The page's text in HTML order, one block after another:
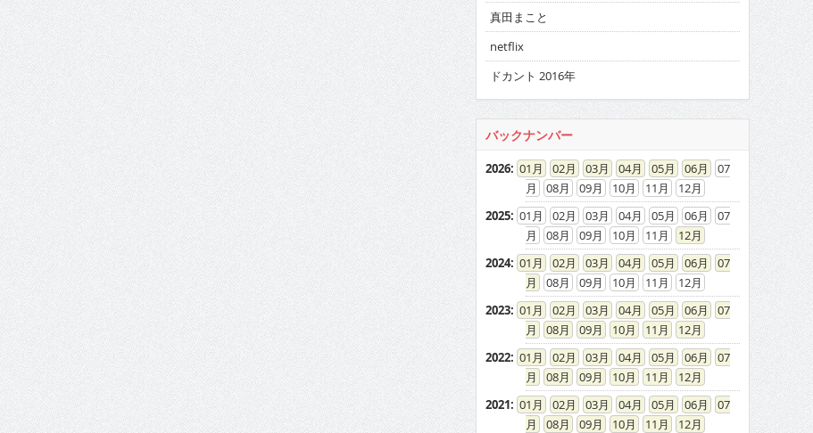
真田まこと
netflix
ドカント 2016年
バックナンバー
2026: 01 02 03 04 05 06
07
08
09 10 11
12
2025: 01 02 03 04 05 06
07
08
09 10 11
12
2024: 01 02 03 04 05 06
07
08
09 10 11
12
2023: 01 02 03 04 05 06
07
08
09 10 11
12
2022: 01 02 03 04 05 06
07
08
09 10 11
12
2021: 01 02 03 04 05 06
07
08
09 10 11
12